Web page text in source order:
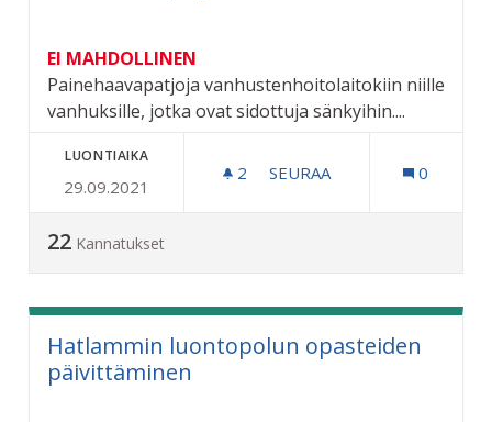
EI MAHDOLLINEN
Painehaavapatjoja vanhustenhoitolaitokiin niille
vanhuksille, jotka ovat sidottuja sänkyihin....
LUONTIAIKA
29.09.2021
2 2 SEURAAJAA
SEURAA 0
22 Kannatukset
Hatlammin luontopolun opasteiden
päivittäminen